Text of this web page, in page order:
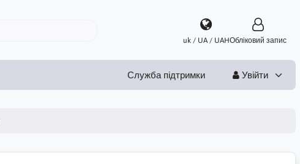
uk / UA / UAHОбліковий запис
Служба підтримки Увійти